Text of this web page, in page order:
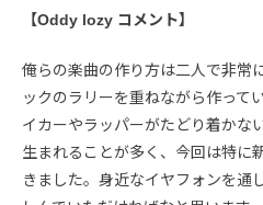
【Oddy lozy コメント】
俺らの楽曲の作り方は二人で非常
ックのラリーを重ねながら作って
イカーやラッパーがたどり着かな
生まれることが多く、今回は特に
きました。身近なイヤフォンを通